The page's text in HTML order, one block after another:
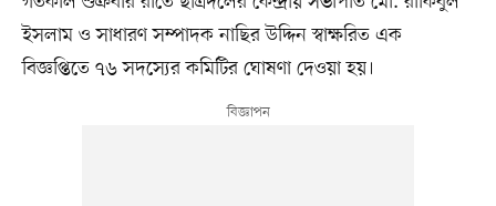
ইসলাম ও সাধারণ সম্পাদক নাছির উদ্দিন স্বাক্ষরিত এক
বিজ্ঞপ্তিতে ৭৬ সদস্যের কমিটির ঘোষণা দেওয়া হয়।